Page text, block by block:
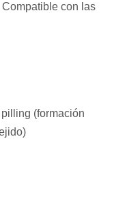
con las
(formación